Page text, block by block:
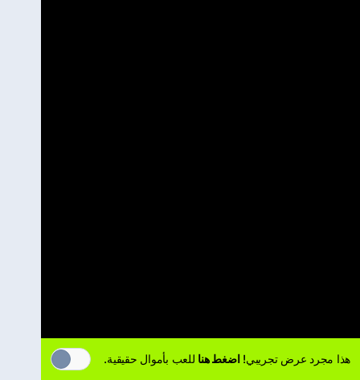
هذا مجرد عرض تجريبي! اضغط هنا للعب بأموال حقيقية.